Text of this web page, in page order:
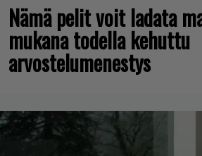
Nämä pelit voit ladata
mukana todella kehuttu
arvostelumenestys